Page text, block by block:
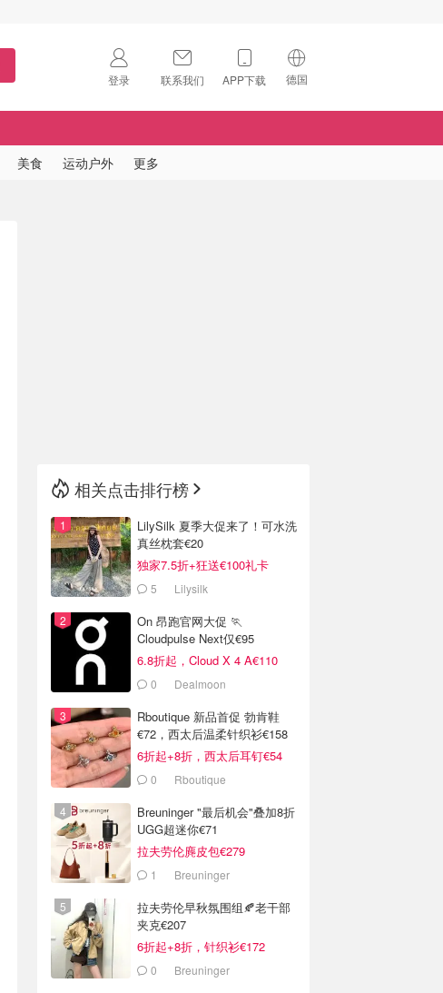
登录 联系我们 APP下载 德国
🇺🇸
美食 运动户外 更多
相关点击排行榜
LilySilk 夏季大促来了！可水洗
真丝枕套€20
独家7.5折+狂送€100礼卡
5 Lilysilk
On 昂跑官网大促 🏃
Cloudpulse Next仅€95
6.8折起，Cloud X 4 A€110
0 Dealmoon
Rboutique 新品首促 勃肯鞋
€72，西太后温柔针织衫€158
6折起+8折，西太后耳钉€54
0 Rboutique
Breuninger "最后机会"叠加8折
UGG超迷你€71
拉夫劳伦麂皮包€279
1 Breuninger
拉夫劳伦早秋氛围组🍂老干部
夹克€207
6折起+8折，针织衫€172
0 Breuninger